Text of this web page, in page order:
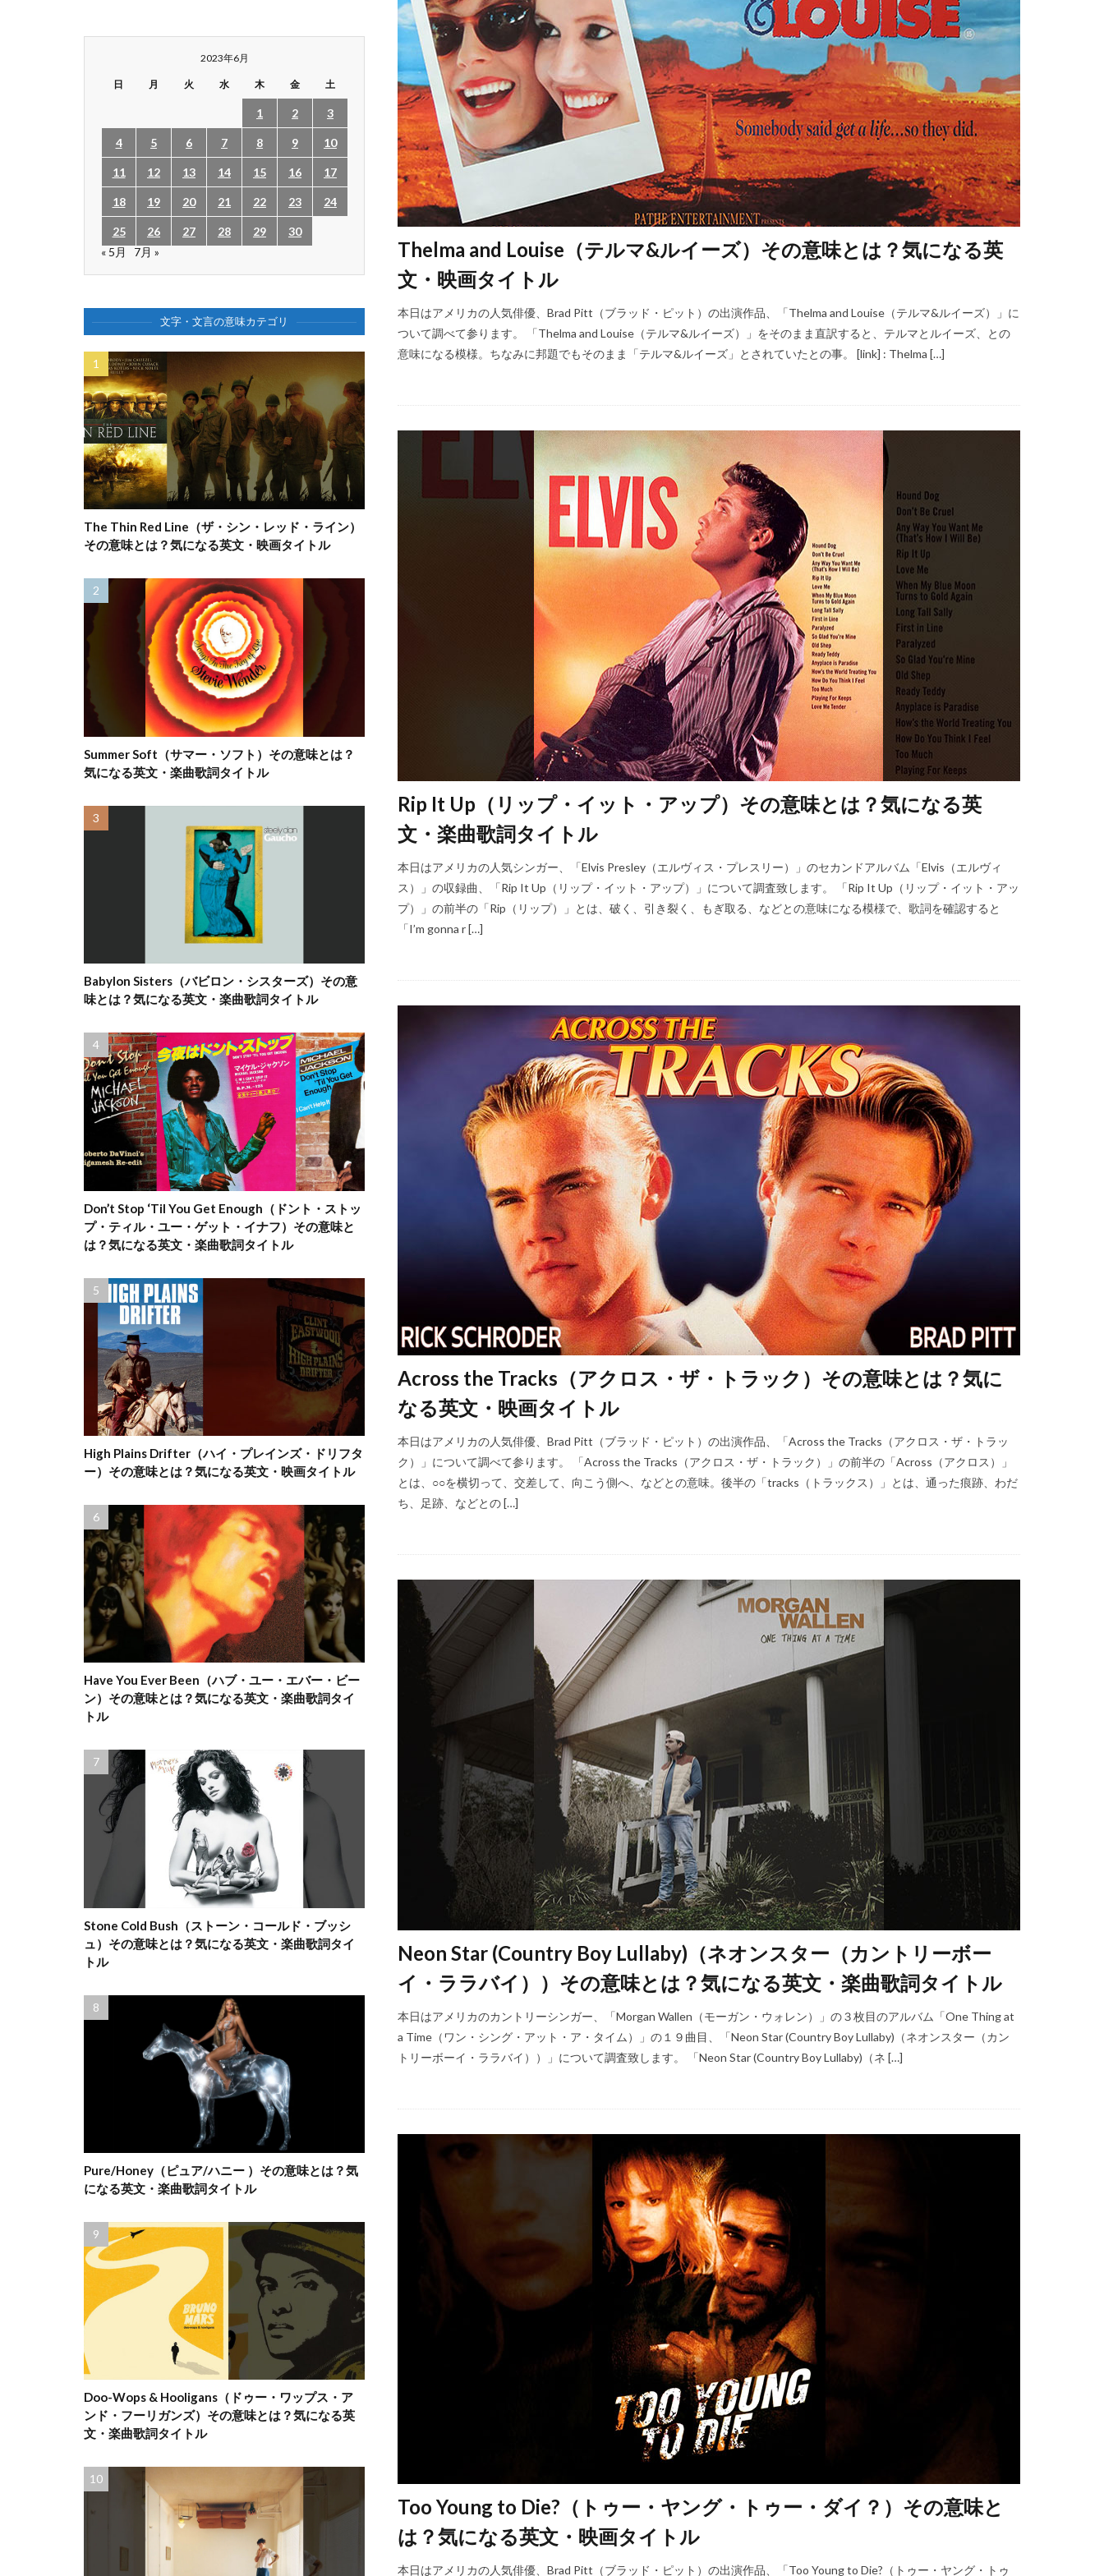
Thelma and Louise（テルマ&ルイーズ）その意味とは？気になる英
文・映画タイトル
本日はアメリカの人気俳優、Brad Pitt（ブラッド・ピット）の出演作品、「Thelma and Louise（テルマ&ルイーズ）」に
ついて調べて参ります。 「Thelma and Louise（テルマ&ルイーズ）」をそのまま直訳すると、テルマとルイーズ、との
意味になる模様。ちなみに邦題でもそのまま「テルマ&ルイーズ」とされていたとの事。 [link] : Thelma […]
Rip It Up（リップ・イット・アップ）その意味とは？気になる英
文・楽曲歌詞タイトル
本日はアメリカの人気シンガー、「Elvis Presley（エルヴィス・プレスリー）」のセカンドアルバム「Elvis（エルヴィ
ス）」の収録曲、「Rip It Up（リップ・イット・アップ）」について調査致します。 「Rip It Up（リップ・イット・アッ
プ）」の前半の「Rip（リップ）」とは、破く、引き裂く、もぎ取る、などとの意味になる模様で、歌詞を確認すると
「I’m gonna r […]
Across the Tracks（アクロス・ザ・トラック）その意味とは？気に
なる英文・映画タイトル
本日はアメリカの人気俳優、Brad Pitt（ブラッド・ピット）の出演作品、「Across the Tracks（アクロス・ザ・トラッ
ク）」について調べて参ります。 「Across the Tracks（アクロス・ザ・トラック）」の前半の「Across（アクロス）」
とは、○○を横切って、交差して、向こう側へ、などとの意味。後半の「tracks（トラックス）」とは、通った痕跡、わだ
ち、足跡、などとの […]
Neon Star (Country Boy Lullaby)（ネオンスター（カントリーボー
イ・ララバイ））その意味とは？気になる英文・楽曲歌詞タイトル
本日はアメリカのカントリーシンガー、「Morgan Wallen（モーガン・ウォレン）」の３枚目のアルバム「One Thing at
a Time（ワン・シング・アット・ア・タイム）」の１９曲目、「Neon Star (Country Boy Lullaby)（ネオンスター（カン
トリーボーイ・ララバイ））」について調査致します。 「Neon Star (Country Boy Lullaby)（ネ […]
Too Young to Die?（トゥー・ヤング・トゥー・ダイ？）その意味と
は？気になる英文・映画タイトル
本日はアメリカの人気俳優、Brad Pitt（ブラッド・ピット）の出演作品、「Too Young to Die?（トゥー・ヤング・トゥ
2023年6月
日 月 火 水 木 金 土
1 2 3
4 5 6 7 8 9 10
11 12 13 14 15 16 17
18 19 20 21 22 23 24
25 26 27 28 29
30
« 5月
7月 »
文字・文言の意味カテゴリ
The Thin Red Line（ザ・シン・レッド・ライン）
その意味とは？気になる英文・映画タイトル
Summer Soft（サマー・ソフト）その意味とは？
気になる英文・楽曲歌詞タイトル
Babylon Sisters（バビロン・シスターズ）その意
味とは？気になる英文・楽曲歌詞タイトル
Don’t Stop ‘Til You Get Enough（ドント・ストッ
プ・ティル・ユー・ゲット・イナフ）その意味と
は？気になる英文・楽曲歌詞タイトル
High Plains Drifter（ハイ・プレインズ・ドリフタ
ー）その意味とは？気になる英文・映画タイトル
Have You Ever Been（ハブ・ユー・エバー・ビー
ン）その意味とは？気になる英文・楽曲歌詞タイ
トル
Stone Cold Bush（ストーン・コールド・ブッシ
ュ）その意味とは？気になる英文・楽曲歌詞タイ
トル
Pure/Honey（ピュア/ハニー ）その意味とは？気
になる英文・楽曲歌詞タイトル
Doo-Wops & Hooligans（ドゥー・ワップス・ア
ンド・フーリガンズ）その意味とは？気になる英
文・楽曲歌詞タイトル